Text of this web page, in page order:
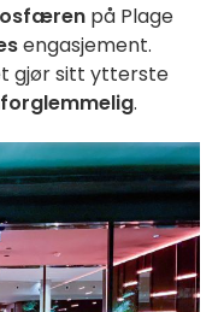
på Plage
engasjement.
gjør sitt ytterste
.